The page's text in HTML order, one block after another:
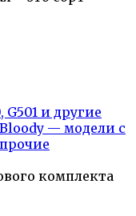
и другие
— модели с
комплекта